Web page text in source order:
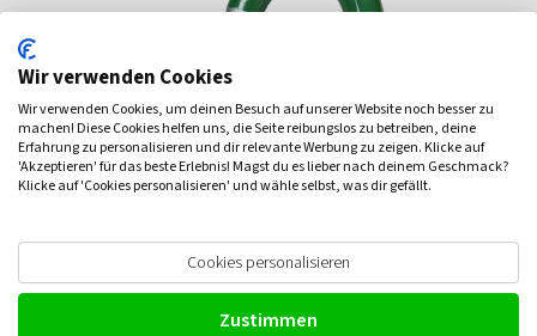
Green Pin G-5263 Schäkel geschweift
mit Mutter und Splint, leichtgewicht
Wir verwenden Cookies
Wir verwenden Cookies, um deinen Besuch auf unserer Website noch besser zu
machen! Diese Cookies helfen uns, die Seite reibungslos zu betreiben, deine
Erfahrung zu personalisieren und dir relevante Werbung zu zeigen. Klicke auf
'Akzeptieren' für das beste Erlebnis! Magst du es lieber nach deinem Geschmack?
Klicke auf 'Cookies personalisieren' und wähle selbst, was dir gefällt.
Cookies personalisieren
Zustimmen